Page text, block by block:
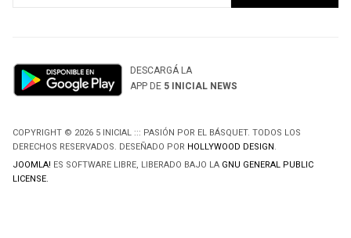
DESCARGÁ LA
APP DE 5 INICIAL NEWS
COPYRIGHT © 2026 5 INICIAL ::: PASIÓN POR EL BÁSQUET. TODOS LOS
DERECHOS RESERVADOS. DESEÑADO POR HOLLYWOOD DESIGN.
JOOMLA! ES SOFTWARE LIBRE, LIBERADO BAJO LA GNU GENERAL PUBLIC
LICENSE.